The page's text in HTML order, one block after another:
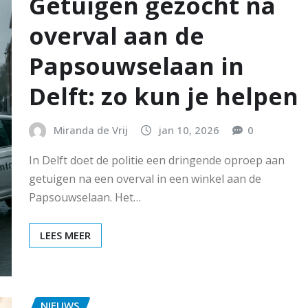
overval aan de
Papsouwselaan in
Delft: zo kun je helpen
Miranda de Vrij jan 10, 2026 0
In Delft doet de politie een dringende oproep aan
getuigen na een overval in een winkel aan de
Papsouwselaan. Het…
LEES MEER
NIEUWS